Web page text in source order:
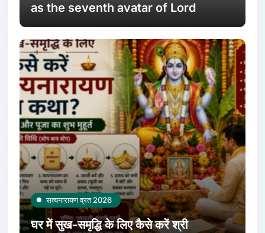
as the seventh avatar of Lord
Vishnu. He was born as the son of
King Dasharatha and Queen
Kaushalya in Ayodhya
सत्यनारायण व्रत 2026
घर में सुख-समृद्धि के लिए कैसे करें श्री